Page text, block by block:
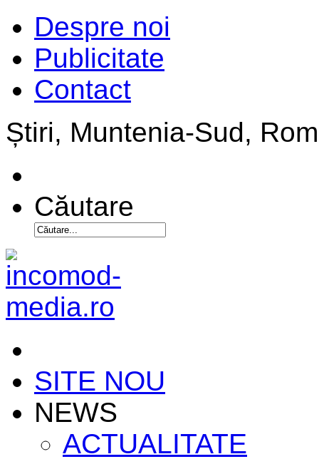
Despre noi
Publicitate
Contact
Știri, Muntenia-Sud,
Căutare
SITE NOU
NEWS
ACTUALITATE